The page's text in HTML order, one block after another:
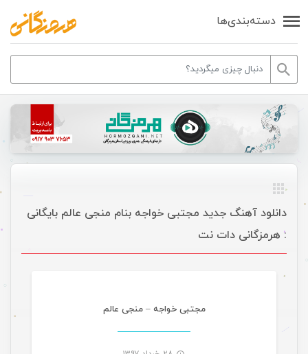
دسته‌بندی‌ها
دانلود آهنگ جدید مجتبی خواجه بنام منجی عالم بایگانی
: هرمزگانی دات نت
مجتبی خواجه – منجی عالم